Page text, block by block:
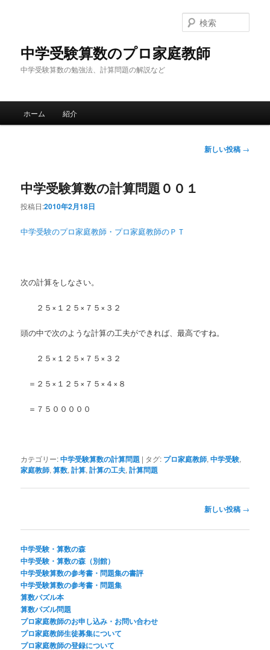
中学受験算数のプロ家庭教師
中学受験算数の勉強法、計算問題の解説など
索
メインコンテンツへ移動
サブコンテンツへ移動
ホーム 紹介
新しい投稿 →
中学受験算数の計算問題００１
投稿日:2010年2月18日
中学受験のプロ家庭教師・プロ家庭教師のＰＴ
次の計算をしなさい。
２５×１２５×７５×３２
頭の中で次のような計算の工夫ができれば、最高ですね。
２５×１２５×７５×３２
＝２５×１２５×７５×４×８
＝７５０００００
カテゴリー:中学受験算数の計算問題 | タグ: プロ家庭教師,中学受験,
家庭教師,算数,計算,計算の工夫,計算問題
新しい投稿 →
中学受験・算数の森
中学受験・算数の森（別館）
中学受験算数の参考書・問題集の書評
中学受験算数の参考書・問題集
算数パズル本
算数パズル問題
プロ家庭教師のお申し込み・お問い合わせ
プロ家庭教師生徒募集について
プロ家庭教師の登録について